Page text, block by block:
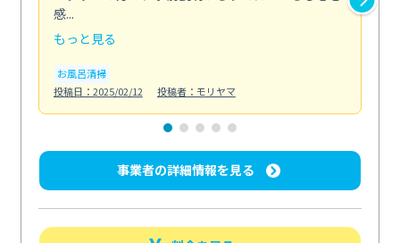
感...
もっと見る
お風呂清掃
投稿日：2025/02/12
投稿者：モリヤマ
事業者の詳細情報を見る